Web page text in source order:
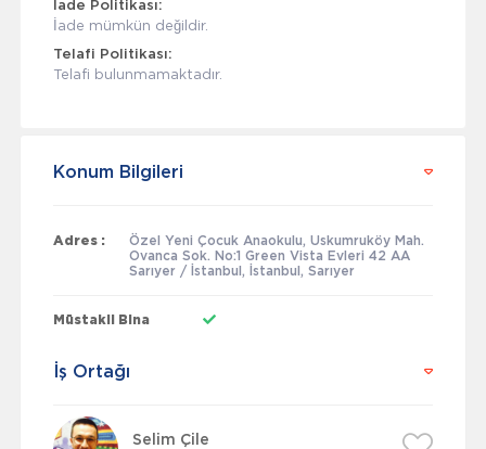
İade Politikası:
İade mümkün değildir.
Telafi Politikası:
Telafi bulunmamaktadır.
Konum Bilgileri
Adres :
Özel Yeni Çocuk Anaokulu, Uskumruköy Mah.
Ovanca Sok. No:1 Green Vista Evleri 42 AA
Sarıyer / İstanbul, İstanbul, Sarıyer
Müstakil Bina
İş Ortağı
Selim Çile